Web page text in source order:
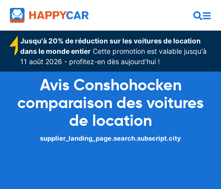
Jusqu'à 20% de réduction sur les voitures de location
dans le monde entier Cette promotion est valable jusqu'à
11 août 2026 - profitez-en dès aujourd'hui !
Avis Conshohocken
comparaison des voitures
de location
supplier_landing_page.search.subscript.city